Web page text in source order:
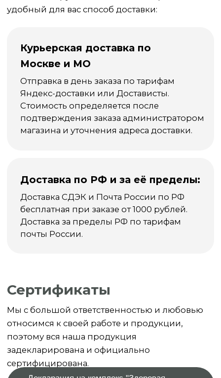
Декларация на антипаразитный
комплекс
сертифицирована.
Статьи